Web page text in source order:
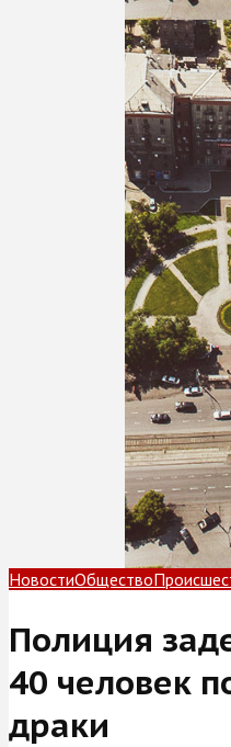
НовостиОбщество
Полиция
40 человек
драки